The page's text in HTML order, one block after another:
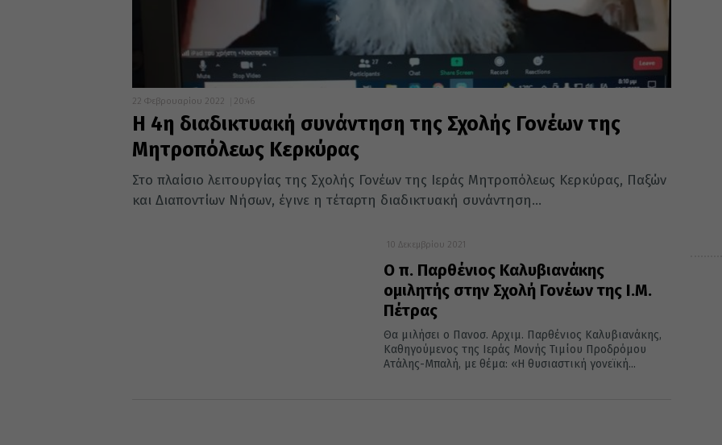
22 Φεβρουαρίου 2022 20:46
Η 4η διαδικτυακή συνάντηση της Σχολής Γονέων της
Μητροπόλεως Κερκύρας
Στο πλαίσιο λειτουργίας της Σχολής Γονέων της Ιεράς Μητροπόλεως Κερκύρας, Παξών
και Διαποντίων Νήσων, έγινε η τέταρτη διαδικτυακή συνάντηση...
10 Δεκεμβρίου 2021
Ο π. Παρθένιος Καλυβιανάκης
ομιλητής στην Σχολή Γονέων της Ι.Μ.
Πέτρας
Θα μιλήσει ο Πανοσ. Αρχιμ. Παρθένιος Καλυβιανάκης,
Καθηγούμενος της Ιεράς Μονής Τιμίου Προδρόμου
Ατάλης-Μπαλή, με θέμα: «Η θυσιαστική γονεϊκή...